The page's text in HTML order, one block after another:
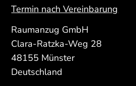
Termin nach Vereinbarung
Raumanzug GmbH
Clara-Ratzka-Weg 28
48155 Münster
Deutschland